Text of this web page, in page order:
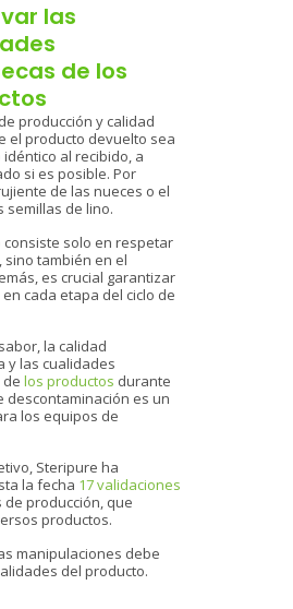
las
de los
producción y calidad
el producto devuelto sea
idéntico al recibido, a
si es posible. Por
de las nueces o el
semillas de lino.
consiste solo en respetar
sino también en el
es crucial garantizar
cada etapa del ciclo de
la calidad
y las cualidades
los productos durante
descontaminación es un
los equipos de
Steripure ha
la fecha 17 validaciones
de producción, que
productos.
manipulaciones debe
del producto.